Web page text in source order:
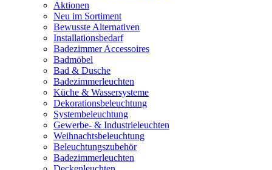
Aktionen
Neu im Sortiment
Bewusste Alternativen
Installationsbedarf
Badezimmer Accessoires
Badmöbel
Bad & Dusche
Badezimmerleuchten
Küche & Wassersysteme
Dekorationsbeleuchtung
Systembeleuchtung
Gewerbe- & Industrieleuchten
Weihnachtsbeleuchtung
Beleuchtungszubehör
Badezimmerleuchten